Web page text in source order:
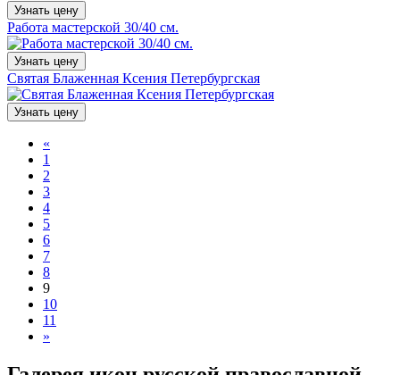
Узнать цену
Работа мастерской 30/40 см.
Узнать цену
Святая Блаженная Ксения Петербургская
Узнать цену
«
1
2
3
4
5
6
7
8
9
10
11
»